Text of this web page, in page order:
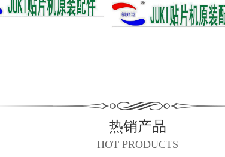
热销产品
HOT PRODUCTS